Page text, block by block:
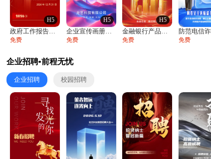
H5
政府工作报告政府年终工作总结
免费
H5
企业宣传画册公司简介产品介绍业务宣传手册
免费
H5
金融银行产品宣传手册企业宣传产品介绍
免费
防范电信
免费
企业招聘•前程无忧
企业招聘 校园招聘